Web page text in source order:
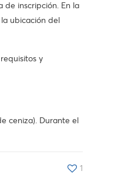
de inscripción. En la
ubicación del
y
ceniza). Durante el
1